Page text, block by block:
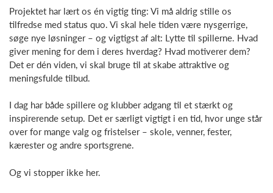
Projektet har lært os én vigtig ting: Vi må aldrig stille os
tilfredse med status quo. Vi skal hele tiden være nysgerrige,
søge nye løsninger – og vigtigst af alt: Lytte til spillerne. Hvad
giver mening for dem i deres hverdag? Hvad motiverer dem?
Det er dén viden, vi skal bruge til at skabe attraktive og
meningsfulde tilbud.
I dag har både spillere og klubber adgang til et stærkt og
inspirerende setup. Det er særligt vigtigt i en tid, hvor unge står
over for mange valg og fristelser – skole, venner, fester,
kærester og andre sportsgrene.
Og vi stopper ikke her.